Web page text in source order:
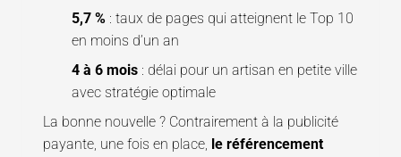
5,7 % : taux de pages qui atteignent le Top 10
en moins d’un an
4 à 6 mois : délai pour un artisan en petite ville
avec stratégie optimale
La bonne nouvelle ? Contrairement à la publicité
payante, une fois en place, le référencement